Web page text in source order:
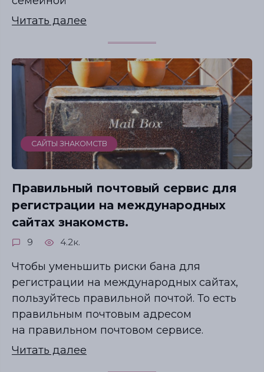
Читать далее
САЙТЫ ЗНАКОМСТВ
Правильный почтовый сервис для
регистрации на международных
сайтах знакомств.
9 4.2к.
Чтобы уменьшить риски бана для
регистрации на международных сайтах,
пользуйтесь правильной почтой. То есть
правильным почтовым адресом
на правильном почтовом сервисе.
Читать далее